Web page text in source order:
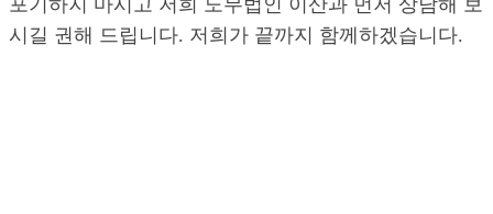
포기하지 마시고 저희 노무법인 이산과 먼저 상담해 보
시길 권해 드립니다. 저희가 끝까지 함께하겠습니다.